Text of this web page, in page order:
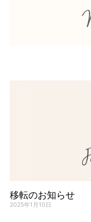
移転のお知らせ
2025年1月10日